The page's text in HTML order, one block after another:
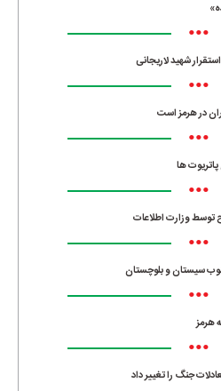
•••
شهید لاریجانی
•••
در هرمز است
•••
ها
•••
•••
سیستان و بلوچستان
•••
هرمز
•••
جنگ را تغییر داد